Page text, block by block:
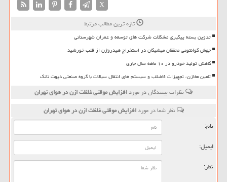
X
تازه ترین مطالب مرتبط
تدوین بسته پیگیری مشکلات شرکت های توسعه و عمران شهرستانی
جهش کوانتومی محققان میشیگان در استخراج هیدروژن از قلب خورشید
کاهش تولید خودرو در ۱۰ ماهه سال جاری
تامین مخازن، تجهیزات فاضلاب و سیستم های انتقال سیالات با گروه صنعتی دپوت تانک
نظرات بینندگان در موردافزایش موقتی غلظت ازن در هوای تهران
نظر شما در موردافزایش موقتی غلظت ازن در هوای تهران
نام:
ایمیل:
نظر: